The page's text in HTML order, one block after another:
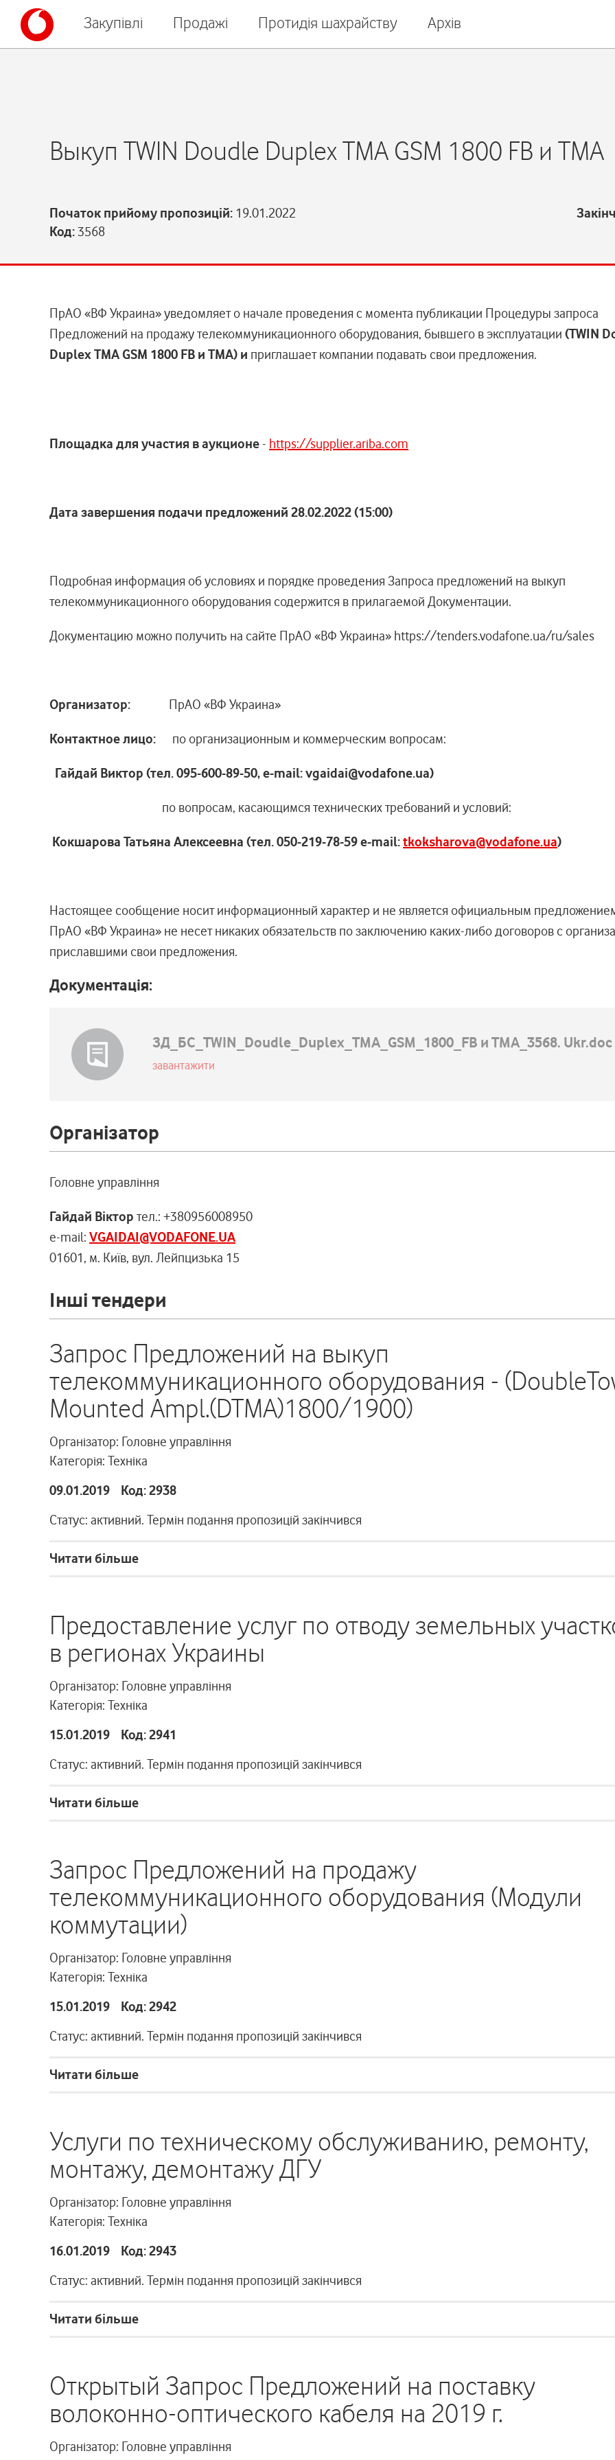
Закупівлі Продажі Протидія шахрайству Архів
Выкуп TWIN Doudle Duplex TMA GSM 1800 FB и TMA
Початок прийому пропозицій: 19.01.2022
Код: 3568
ПрАО «ВФ Украина» уведомляет о начале проведения с момента публикации Процедуры запроса
Предложений на продажу телекоммуникационного оборудования, бывшего в эксплуатации (TWIN
Duplex TMA GSM 1800 FB и TMA) и приглашает компании подавать свои предложения.
Площадка для участия в аукционе- https://supplier.ariba.com
Дата завершения подачи предложений 28.02.2022(15:00)
Подробная информация об условиях и порядке проведения Запроса предложений на выкуп
телекоммуникационного оборудования содержится в прилагаемой Документации.
Документацию можно получить на сайте ПрАО «ВФ Украина» https://tenders.vodafone.ua/ru/sales
Организатор: ПрАО «ВФ Украина»
Контактное лицо: по организационным и коммерческим вопросам:
Гайдай Виктор (тел. 095-600-89-50, e-mail: vgaidai@vodafone.ua)
по вопросам, касающимся технических требований и условий:
Кокшарова Татьяна Алексеевна (тел. 050-219-78-59 e-mail:tkoksharova@vodafone.ua)
Настоящее сообщение носит информационный характер и не является официальным
ПрАО «ВФ Украина» не несет никаких обязательств по заключению каких-либо договоров с
приславшими свои предложения.
Документація:
ЗД_БС_TWIN_Doudle_Duplex_TMA_GSM_1800_FB и TMA_3568. Ukr.doc
завантажити
Організатор
Головне управління
Гайдай Віктор тел.: +380956008950
e-mail: VGAIDAI@VODAFONE.UA
01601, м. Київ, вул. Лейпцизька 15
Інші тендери
Запрос Предложений на выкуп
телекоммуникационного оборудования -
Mounted Ampl.(DTMA)1800/1900)
Організатор: Головне управління
Категорія: Техніка
09.01.2019 Код: 2938
Статус: активний. Термін подання пропозицій закінчився
Читати більше
Предоставление услуг по отводу земельных
в регионах Украины
Організатор: Головне управління
Категорія: Техніка
15.01.2019 Код: 2941
Статус: активний. Термін подання пропозицій закінчився
Читати більше
Запрос Предложений на продажу
телекоммуникационного оборудования (Модули
коммутации)
Організатор: Головне управління
Категорія: Техніка
15.01.2019 Код: 2942
Статус: активний. Термін подання пропозицій закінчився
Читати більше
Услуги по техническому обслуживанию, ремонту,
монтажу, демонтажу ДГУ
Організатор: Головне управління
Категорія: Техніка
16.01.2019 Код: 2943
Статус: активний. Термін подання пропозицій закінчився
Читати більше
Открытый Запрос Предложений на поставку
волоконно-оптического кабеля на 2019 г.
Організатор: Головне управління